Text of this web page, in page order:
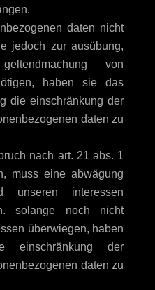
daten nicht
jedoch zur ausübung,
von
haben sie das
die einschränkung der
daten zu
nach art. 21 abs. 1
muss eine abwägung
unseren interessen
solange noch nicht
überwiegen, haben
der
daten zu